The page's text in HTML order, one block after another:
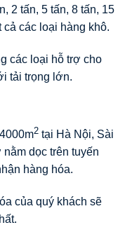
2 tấn, 5 tấn, 8 tấn, 15
các loại hàng khô.
các loại hỗ trợ cho
tải trọng lớn.
2 tại Hà Nội, Sài
dọc trên tuyến
hàng hóa.
của quý khách sẽ